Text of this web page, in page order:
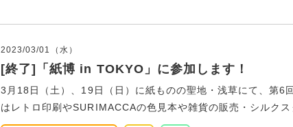
2023/03/01（水）
[終了]「紙博 in TOKYO」に参加します！
3月18日（土）、19日（日）に紙ものの聖地・浅草にて、第6
はレトロ印刷やSURIMACCAの色見本や雑貨の販売・シルクス